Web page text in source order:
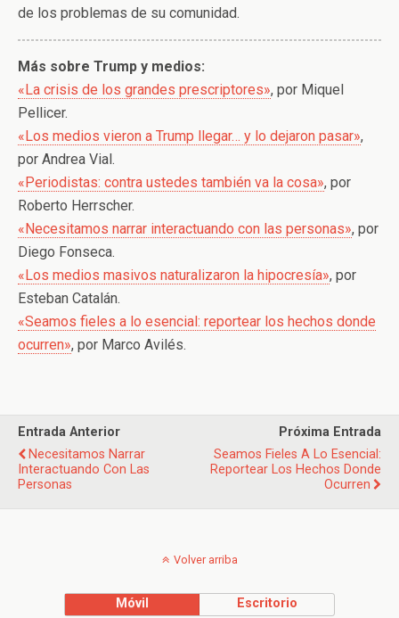
de los problemas de su comunidad.
Más sobre Trump y medios:
«La crisis de los grandes prescriptores», por Miquel
Pellicer.
«Los medios vieron a Trump llegar… y lo dejaron pasar»,
por Andrea Vial.
«Periodistas: contra ustedes también va la cosa», por
Roberto Herrscher.
«Necesitamos narrar interactuando con las personas», por
Diego Fonseca.
«Los medios masivos naturalizaron la hipocresía», por
Esteban Catalán.
«Seamos fieles a lo esencial: reportear los hechos donde
ocurren», por Marco Avilés.
Entrada Anterior
Necesitamos Narrar
Interactuando Con Las
Personas
Próxima Entrada
Seamos Fieles A Lo Esencial:
Reportear Los Hechos Donde
Ocurren
Volver arriba
Móvil Escritorio